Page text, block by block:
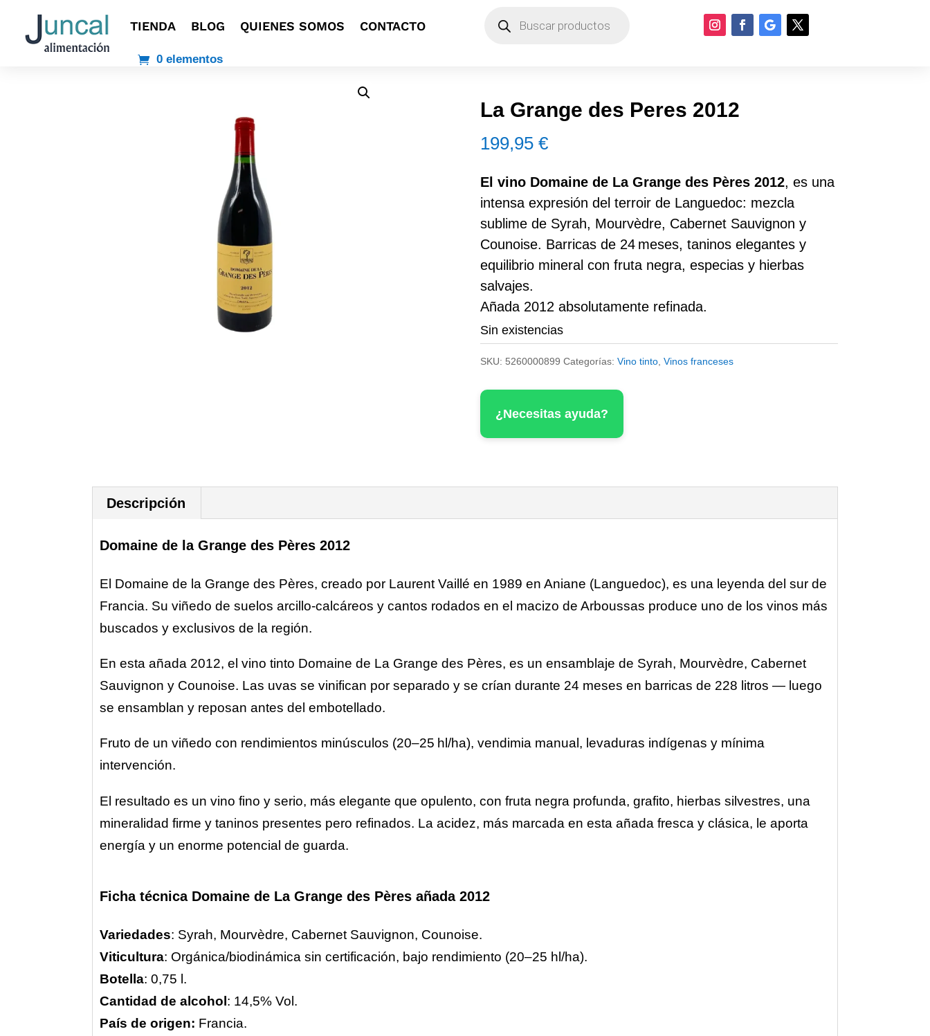
TIENDA BLOG QUIENES SOMOS CONTACTO
0 elementos
de
La Grange des Peres 2012
199,95 €
El vino Domaine de La Grange des Pères 2012, es una
intensa expresión del terroir de Languedoc: mezcla
sublime de Syrah, Mourvèdre, Cabernet Sauvignon y
Counoise. Barricas de 24 meses, taninos elegantes y
equilibrio mineral con fruta negra, especias y hierbas
salvajes.
Añada 2012 absolutamente refinada.
Sin existencias
SKU: 5260000899 Categorías: Vino tinto, Vinos franceses
¿Necesitas ayuda?
Descripción
Domaine de la Grange des Pères 2012
El Domaine de la Grange des Pères, creado por Laurent Vaillé en 1989 en Aniane (Languedoc), es una leyenda del sur de
Francia. Su viñedo de suelos arcillo‑calcáreos y cantos rodados en el macizo de Arboussas produce uno de los vinos más
buscados y exclusivos de la región.
En esta añada 2012, el vino tinto Domaine de La Grange des Pères, es un ensamblaje de Syrah, Mourvèdre, Cabernet
Sauvignon y Counoise. Las uvas se vinifican por separado y se crían durante 24 meses en barricas de 228 litros — luego
se ensamblan y reposan antes del embotellado.
Fruto de un viñedo con rendimientos minúsculos (20–25 hl/ha), vendimia manual, levaduras indígenas y mínima
intervención.
El resultado es un vino fino y serio, más elegante que opulento, con fruta negra profunda, grafito, hierbas silvestres, una
mineralidad firme y taninos presentes pero refinados. La acidez, más marcada en esta añada fresca y clásica, le aporta
energía y un enorme potencial de guarda.
Ficha técnica Domaine de La Grange des Pères añada 2012
Variedades: Syrah, Mourvèdre, Cabernet Sauvignon, Counoise.
Viticultura: Orgánica/biodinámica sin certificación, bajo rendimiento (20–25 hl/ha).
Botella: 0,75 l.
Cantidad de alcohol: 14,5% Vol.
País de origen: Francia.